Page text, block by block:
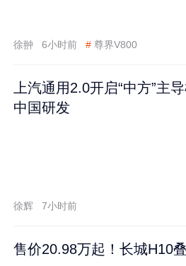
徐翀 6小时前 # 尊界V800
上汽通用2.0开启“中方”主
中国研发
徐辉 7小时前
售价20.98万起！长城H10